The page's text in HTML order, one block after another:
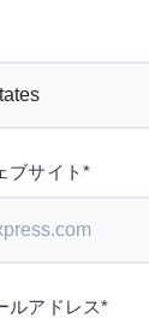
ブサイト*
ルアドレス*